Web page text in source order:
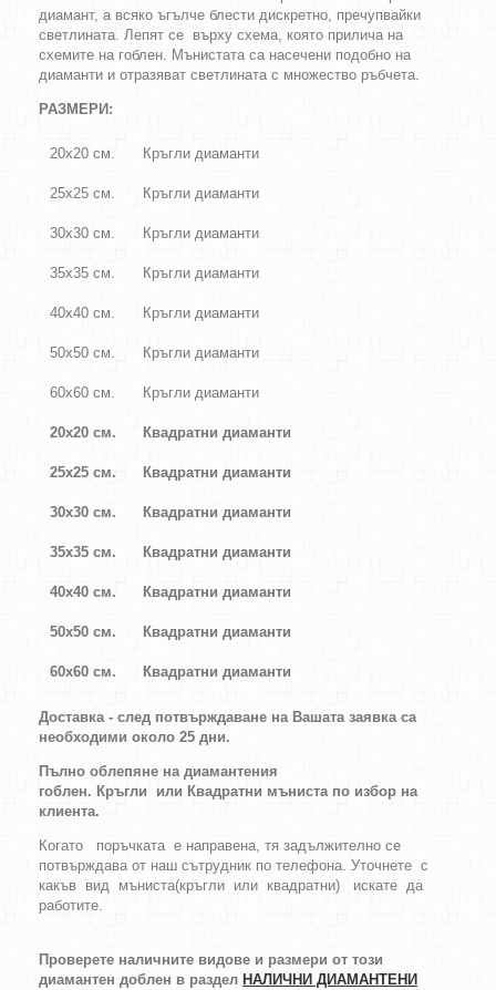
диамант, а всяко ъгълче блести дискретно, пречупвайки
светлината. Лепят се върху схема, която прилича на
схемите на гоблен. Мънистата са насечени подобно на
диаманти и отразяват светлината с множество ръбчета.
РАЗМЕРИ:
20х20 см. Кръгли диаманти
25х25 см. Кръгли диаманти
30х30 см. Кръгли диаманти
35х35 см. Кръгли диаманти
40х40 см. Кръгли диаманти
50х50 см. Кръгли диаманти
60х60 см. Кръгли диаманти
20х20 см. Квадратни диаманти
25х25 см. Квадратни диаманти
30х30 см. Квадратни диаманти
35х35 см. Квадратни диаманти
40х40 см. Квадратни диаманти
50х50 см. Квадратни диаманти
60х60 см. Квадратни диаманти
Доставка - след потвърждаване на Вашата заявка са
необходими около 25 дни.
Пълно облепяне на диамантения
гоблен. Кръгли или Квадратни мъниста по избор на
клиента.
Когато поръчката е направена, тя задължително се
потвърждава от наш сътрудник по телефона. Уточнете с
какъв вид мъниста(кръгли или квадратни) искате да
работите.
Проверете наличните видове и размери от този
диамантен доблен в раздел НАЛИЧНИ ДИАМАНТЕНИ